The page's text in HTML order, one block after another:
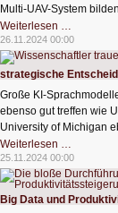
Multi-UAV-System
Weiterlesen …
ist
auch
für
Drohnen
wichtig
26.11.2024 00:00
strategische
Große KI-
ebenso gut treffen wie
University of Michigan
Weiterlesen …
kann
treffen
25.11.2024 00:00
Big Data und